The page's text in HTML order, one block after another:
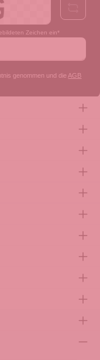
Zeichen ein*
genommen und die AGB